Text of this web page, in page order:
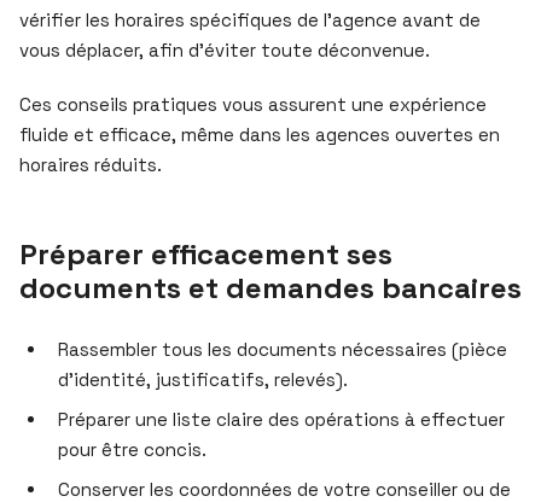
vérifier les horaires spécifiques de l’agence avant de
vous déplacer, afin d’éviter toute déconvenue.
Ces conseils pratiques vous assurent une expérience
fluide et efficace, même dans les agences ouvertes en
horaires réduits.
Préparer efficacement ses
documents et demandes bancaires
Rassembler tous les documents nécessaires (pièce
d’identité, justificatifs, relevés).
Préparer une liste claire des opérations à effectuer
pour être concis.
Conserver les coordonnées de votre conseiller ou de